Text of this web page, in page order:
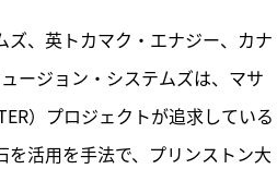
、英トカマク・エナジー、カナ
ージョン・システムズは、マサ
）プロジェクトが追求している
活用を手法で、プリンストン大